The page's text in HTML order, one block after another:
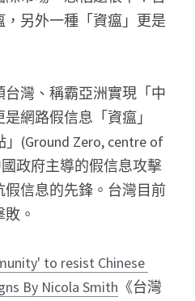
另外一種「資瘟」更是
灣、稱霸亞洲實現「中
網路假信息「資瘟」
(Ground Zero, centre of
政府主導的假信息攻擊
信息的先鋒。台灣目前
。
to resist Chinese
By Nicola Smith 《台灣